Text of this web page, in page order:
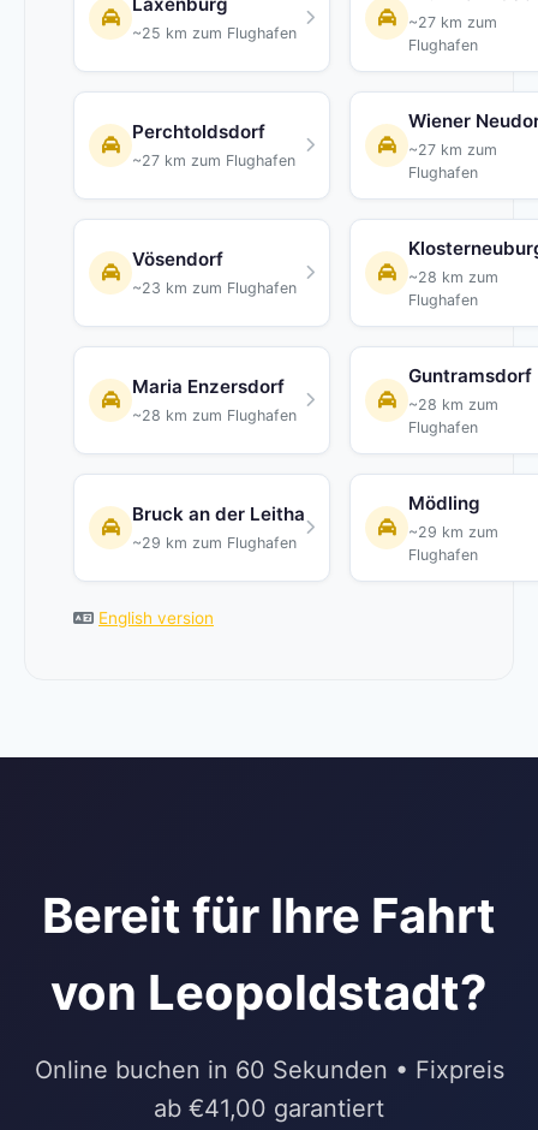
~25 km zum Flughafen
~27 km zum
Flughafen
Perchtoldsdorf
~27 km zum Flughafen
Wiener
~27 km zum
Flughafen
Vösendorf
~23 km zum Flughafen
~28 km zum
Flughafen
Maria Enzersdorf
~28 km zum Flughafen
Guntramsdorf
~28 km zum
Flughafen
Bruck an der Leitha
~29 km zum Flughafen
Mödling
~29 km zum
Flughafen
English version
Bereit für Ihre Fahrt
von Leopoldstadt?
Online buchen in 60 Sekunden • Fixpreis
ab €41,00 garantiert